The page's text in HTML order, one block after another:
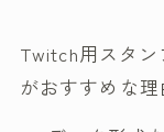
Twitch用スタ
がおすすめな理